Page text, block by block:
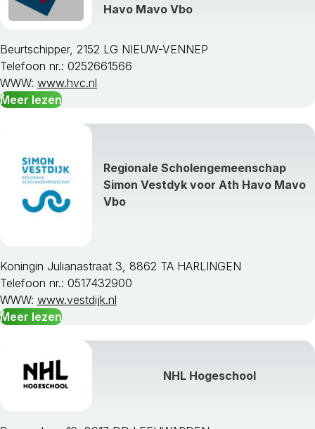
Havo Mavo Vbo
Beurtschipper, 2152 LG NIEUW-VENNEP
Telefoon nr.: 0252661566
WWW: www.hvc.nl
Meer lezen
Regionale Scholengemeenschap
Simon Vestdyk voor Ath Havo Mavo
Vbo
Koningin Julianastraat 3, 8862 TA HARLINGEN
Telefoon nr.: 0517432900
WWW: www.vestdijk.nl
Meer lezen
NHL Hogeschool